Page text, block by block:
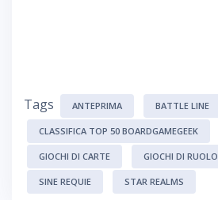
Tags ANTEPRIMA BATTLE LINE
CLASSIFICA TOP 50 BOARDGAMEGEEK
GIOCHI DI CARTE GIOCHI DI RUOLO
SINE REQUIE STAR REALMS